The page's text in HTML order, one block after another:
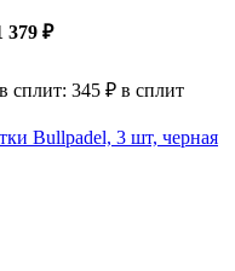
379 ₽
сплит: 345 ₽ в сплит
Bullpadel, 3 шт, черная